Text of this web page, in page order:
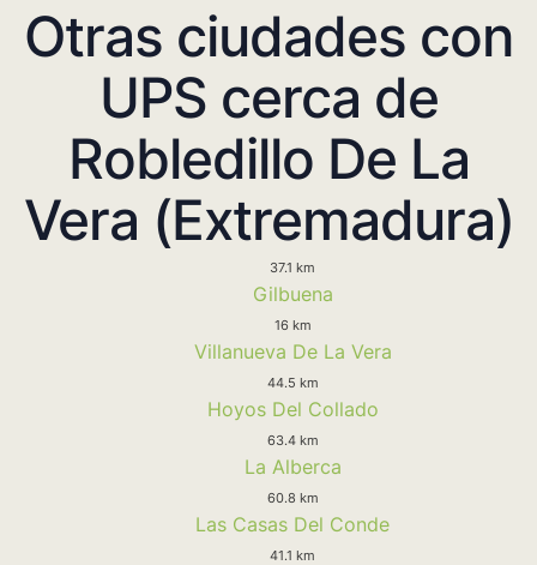
Otras ciudades con
UPS cerca de
Robledillo De La
Vera (Extremadura)
37.1 km
Gilbuena
16 km
Villanueva De La Vera
44.5 km
Hoyos Del Collado
63.4 km
La Alberca
60.8 km
Las Casas Del Conde
41.1 km